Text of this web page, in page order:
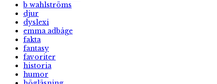
b wahlströms
djur
dyslexi
emma adbåge
fakta
fantasy
favoriter
historia
humor